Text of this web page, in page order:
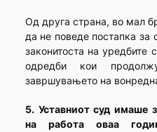
Од друга страна, во мал
да не поведе постапка за
законитоста на уредбите
одредби кои
завршувањето на
5. Уставниот суд имаше
на работа оваа